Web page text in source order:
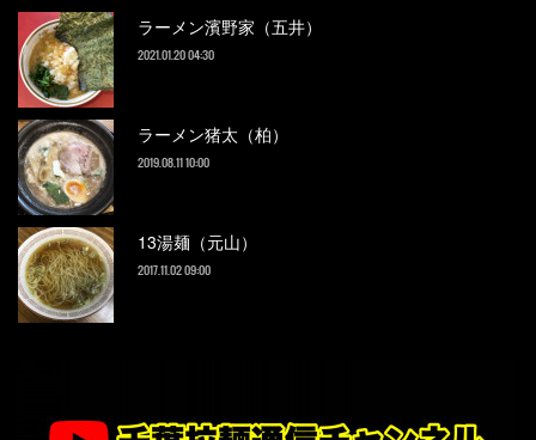
ラーメン濱野家（五井）
2021.01.20 04:30
ラーメン猪太（柏）
2019.08.11 10:00
13湯麺（元山）
2017.11.02 09:00